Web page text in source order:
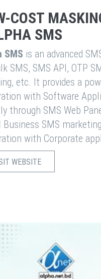
COST
SMS
SMS is an advanced
SMS, SMS API, OTP
etc. It provides a
with Software
through SMS Web
Business SMS
with Corporate
WEBSITE